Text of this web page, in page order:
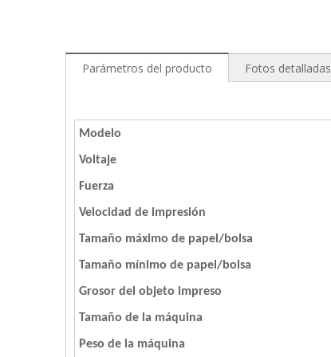
Parámetros del producto Fotos detalladas
Modelo
Voltaje
Fuerza
Velocidad de impresión
Tamaño máximo de papel/bolsa
Tamaño mínimo de papel/bolsa
Grosor del objeto impreso
Tamaño de la máquina
Peso de la máquina